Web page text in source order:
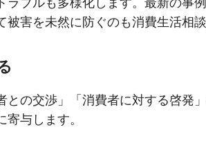
害を未然に防ぐのも消費生活相談
との交渉」「消費者に対する啓
与します。